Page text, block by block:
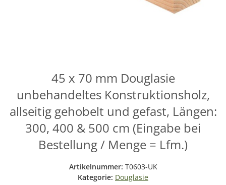
45 x 70 mm Douglasie
unbehandeltes Konstruktionsholz,
allseitig gehobelt und gefast, Längen:
300, 400 & 500 cm (Eingabe bei
Bestellung / Menge = Lfm.)
Artikelnummer: T0603-UK
Kategorie: Douglasie